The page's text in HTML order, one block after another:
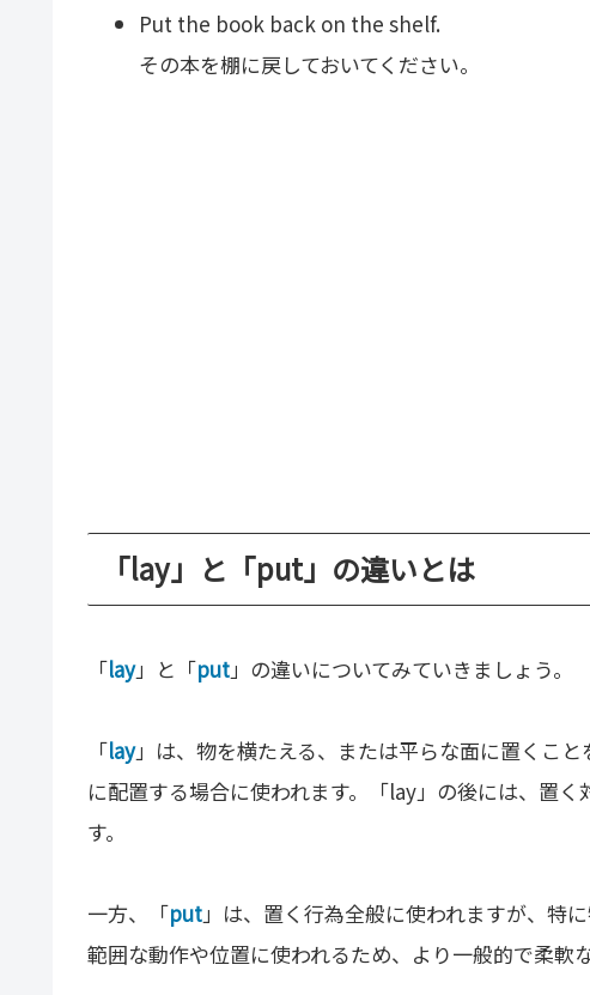
Put the book back on the shelf.
その本を棚に戻しておいてください。
「lay」と「put」の違いとは
「lay」と「put」の違いについてみていきましょう。
「lay」は、物を横たえる、または平らな面に置くこ
に配置する場合に使われます。「lay」の後には、置
す。
一方、「put」は、置く行為全般に使われますが、特
範囲な動作や位置に使われるため、より一般的で柔軟な